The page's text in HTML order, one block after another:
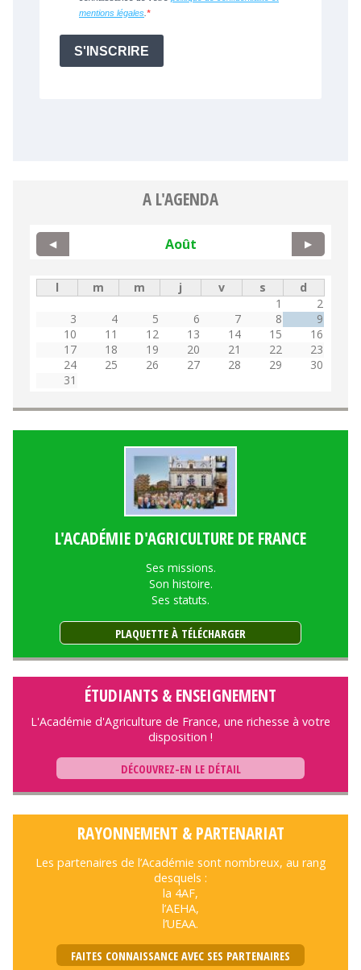
A L'AGENDA
Août
◀ ▶
l m m j v s
d
1
2
3
4 5 6 7 8
9
10
11 12 13 14 15
16
17
18 19 20 21 22
23
24
25 26 27 28 29
30
31
L'ACADÉMIE D'AGRICULTURE DE FRANCE
Ses missions.
Son histoire.
Ses statuts.
PLAQUETTE À TÉLÉCHARGER
ÉTUDIANTS & ENSEIGNEMENT
L'Académie d'Agriculture de France, une richesse à votre
disposition !
DÉCOUVREZ-EN LE DÉTAIL
RAYONNEMENT & PARTENARIAT
Les partenaires de l’Académie sont nombreux, au rang
desquels :
la 4AF,
l’AEHA,
l’UEAA.
FAITES CONNAISSANCE AVEC SES PARTENAIRES